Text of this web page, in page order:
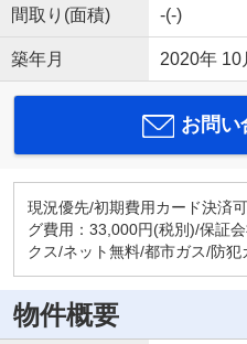
間取り(面積) -(-)
築年月 2020年 10
お問い
現況優先/初期費用カード決済
グ費用：33,000円(税別)/保証
クス/ネット無料/都市ガス/防犯
物件概要